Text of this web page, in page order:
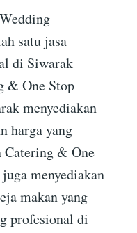
satu jasa
di Siwarak
& One Stop
menyediakan
harga yang
& One
menyediakan
makan yang
profesional di